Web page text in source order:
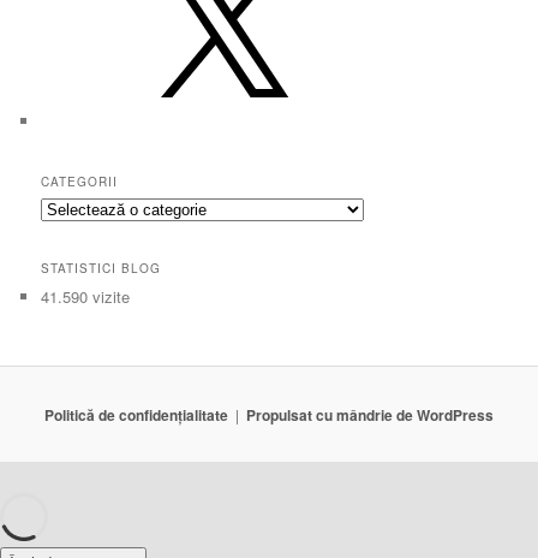
CATEGORII
Categorii
STATISTICI BLOG
41.590 vizite
Politică de confidențialitate Propulsat cu mândrie de WordPress